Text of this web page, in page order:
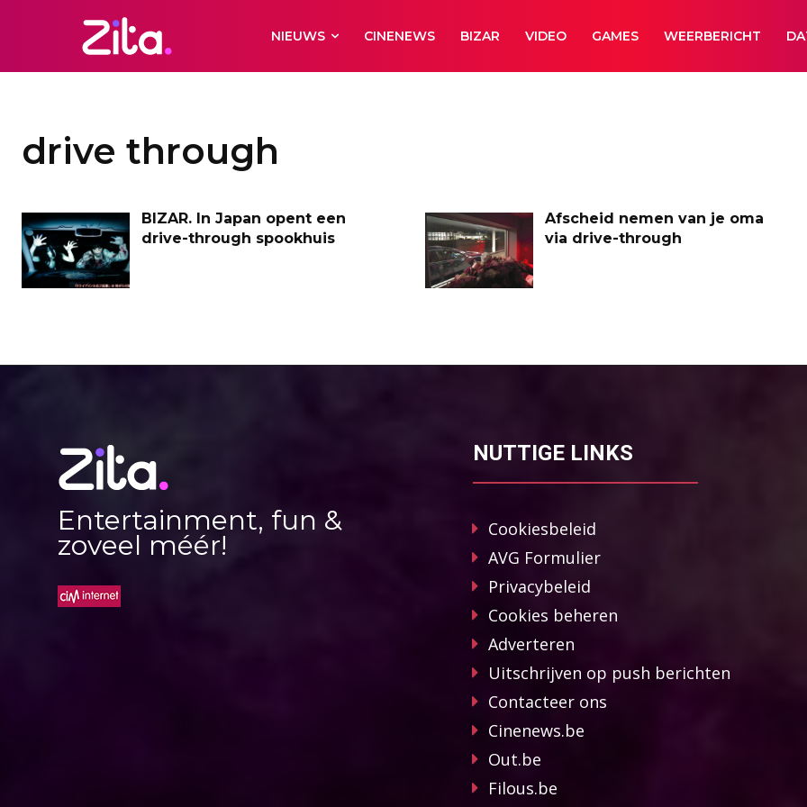
NIEUWS CINENEWS BIZAR VIDEO GAMES WEERBERICHT
drive through
BIZAR. In Japan opent een
drive-through spookhuis
Afscheid nemen van je oma
via drive-through
Entertainment, fun &
zoveel méér!
NUTTIGE LINKS
Cookiesbeleid
AVG Formulier
Privacybeleid
Cookies beheren
Adverteren
Uitschrijven op push berichten
Contacteer ons
Cinenews.be
Out.be
Filous.be